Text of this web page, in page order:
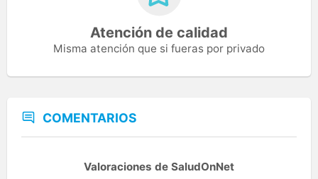
Atención de calidad
Misma atención que si fueras por privado
COMENTARIOS
Valoraciones de SaludOnNet